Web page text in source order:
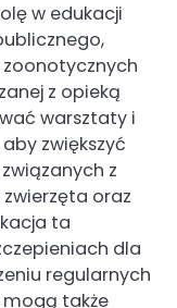
w edukacji
z opieką
warsztaty i
zwiększyć
z
oraz
ta
dla
regularnych
także